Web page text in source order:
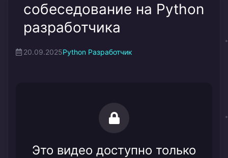
собеседование на Python
разработчика
20.09.2025Python Разработчик
Это видео доступно только